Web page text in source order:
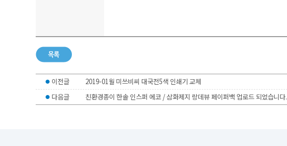
이전글
2019-01월 미쓰비씨 대국전5색 인쇄기 교체
다음글
친환경종이 한솔 인스퍼 에코 / 삼화제지 랑데뷰 페이퍼백 업로드 되었습니다.